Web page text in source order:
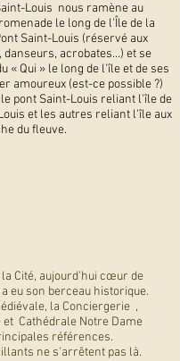
Louis nous ramène au
le long de l'Île de la
Saint-Louis (réservé aux
acrobates...) et se
« Qui » le long de l'île et de ses
amoureux (est-ce possible ?)
pont Saint-Louis reliant l'île de
et les autres reliant l'île aux
du fleuve.
Cité, aujourd'hui cœur de
eu son berceau historique.
la Conciergerie ,
et Cathédrale Notre Dame
références.
ne s'arrêtent pas là.